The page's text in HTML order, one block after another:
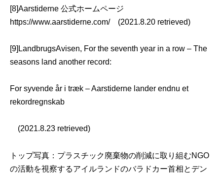
[8]Aarstiderne 公式ホームページ
https://www.aarstiderne.com/(2021.8.20 retrieved)
[9]LandbrugsAvisen, For the seventh year in a row – The
seasons land another record:
For syvende år i træk – Aarstiderne lander endnu et
rekordregnskab
(2021.8.23 retrieved)
トップ写真：プラスチック廃棄物の削減に取り組むNGO
の活動を視察するアイルランドのバラドカー首相とデン